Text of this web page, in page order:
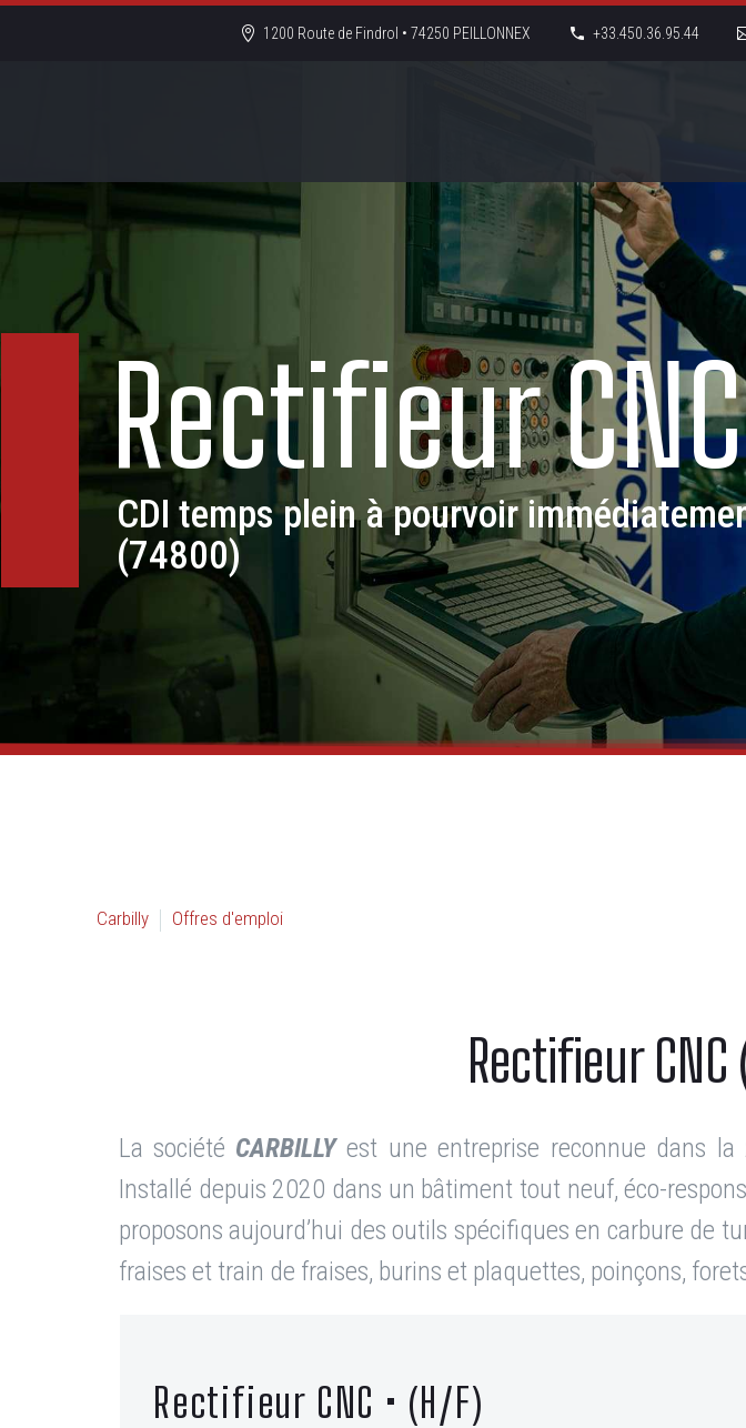
1200 Route de Findrol • 74250 PEILLONNEX +33.450.36.95.44
Rectifieur CNC
CDI temps plein à pourvoir
(74800)
Carbilly Offres d'emploi
Rectifieur
La société CARBILLY est une entreprise reconnue dans la
Installé depuis 2020 dans un bâtiment tout neuf, éco-
proposons aujourd’hui des outils spécifiques en carbure de
fraises et train de fraises, burins et plaquettes, poinçons,
Rectifieur CNC • (H/F)